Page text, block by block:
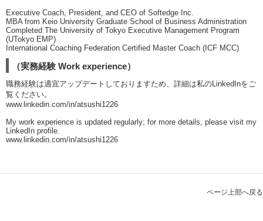
Executive Coach, President, and CEO of Softedge Inc.
MBA from Keio University Graduate School of Business Administration
Completed The University of Tokyo Executive Management Program
(UTokyo EMP)
International Coaching Federation Certified Master Coach (ICF MCC)
（実務経験 Work experience）
職務経験は適宜アップデートしておりますため、詳細は私のLinkedInをご
覧ください。
www.linkedin.com/in/atsushi1226
My work experience is updated regularly; for more details, please visit my
LinkedIn profile.
www.linkedin.com/in/atsushi1226
ページ上部へ戻る